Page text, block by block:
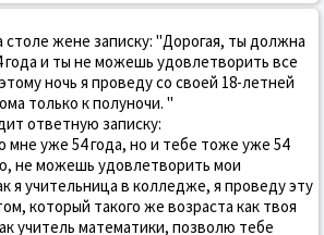
жене записку: "Дорогая, ты должна
и ты не можешь удовлетворить все
ночь я проведу со своей 18-летней
только к полуночи. "
ответную записку:
мне уже 54 года, но и тебе тоже уже 54
не можешь удовлетворить мои
я учительница в колледже, я проведу эту
который такого же возраста как твоя
учитель математики, позволю тебе